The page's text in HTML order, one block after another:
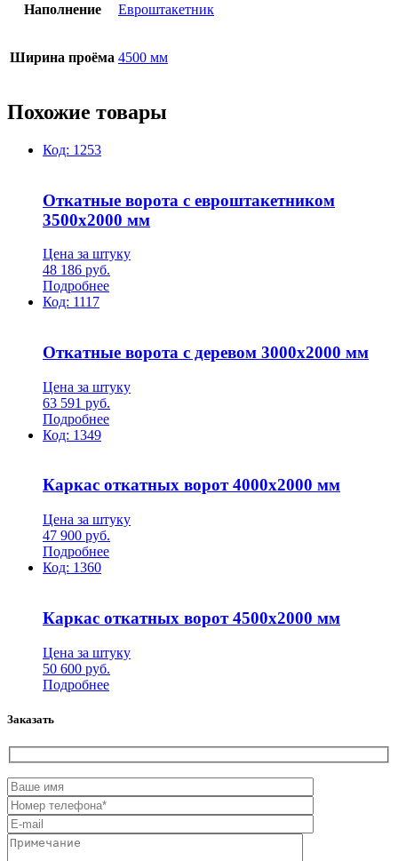
Наполнение Евроштакетник
Ширина проёма 4500 мм
Похожие товары
Код: 1253
Откатные ворота с евроштакетником
3500х2000 мм
Цена за штуку
48 186 руб.
Подробнее
Код: 1117
Откатные ворота с деревом 3000х2000 мм
Цена за штуку
63 591 руб.
Подробнее
Код: 1349
Каркас откатных ворот 4000х2000 мм
Цена за штуку
47 900 руб.
Подробнее
Код: 1360
Каркас откатных ворот 4500х2000 мм
Цена за штуку
50 600 руб.
Подробнее
Заказать